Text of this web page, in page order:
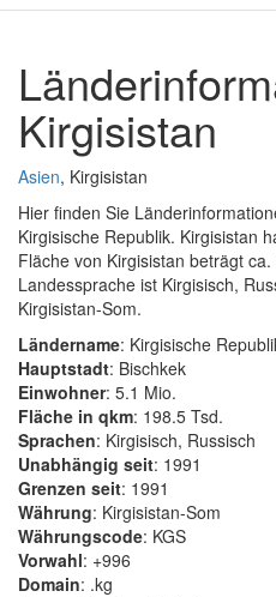
Kirgisistan
Asien, Kirgisistan
Hier finden Sie
Kirgisische Republik. Kirgisistan
Fläche von Kirgisistan beträgt
Landessprache ist Kirgisisch,
Kirgisistan-Som.
Ländername: Kirgisische
Hauptstadt: Bischkek
Einwohner: 5.1 Mio.
Fläche in qkm: 198.5 Tsd.
Sprachen: Kirgisisch, Russisch
Unabhängig seit: 1991
Grenzen seit: 1991
Währung: Kirgisistan-Som
Währungscode: KGS
Vorwahl: +996
Domain: .kg